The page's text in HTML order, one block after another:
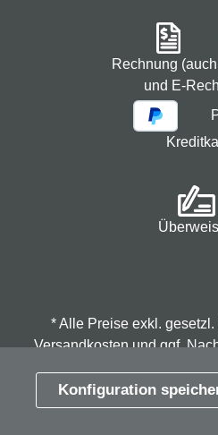
Konfiguration
Rechnung
und E-
* Alle Preise exkl.
Versandkostenund ggf.